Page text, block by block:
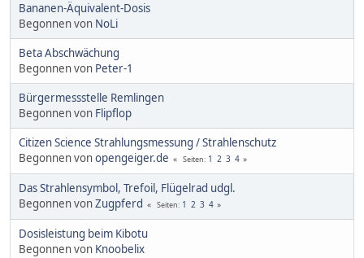
Bananen-Äquivalent-Dosis
Begonnen von NoLi
Beta Abschwächung
Begonnen von Peter-1
Bürgermessstelle Remlingen
Begonnen von Flipflop
Citizen Science Strahlungsmessung / Strahlenschutz
Begonnen vonopengeiger.de Seiten 1 2 3 4
Das Strahlensymbol, Trefoil, Flügelrad udgl.
Begonnen vonZugpferd Seiten 1 2 3 4
Dosisleistung beim Kibotu
Begonnen von Knoobelix